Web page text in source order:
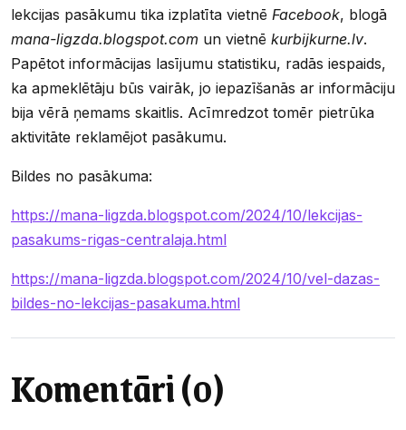
lekcijas pasākumu tika izplatīta vietnē Facebook, blogā
mana-ligzda.blogspot.com un vietnē kurbijkurne.lv.
Papētot informācijas lasījumu statistiku, radās iespaids,
ka apmeklētāju būs vairāk, jo iepazīšanās ar informāciju
bija vērā ņemams skaitlis. Acīmredzot tomēr pietrūka
aktivitāte reklamējot pasākumu.
Bildes no pasākuma:
https://mana-ligzda.blogspot.com/2024/10/lekcijas-
pasakums-rigas-centralaja.html
https://mana-ligzda.blogspot.com/2024/10/vel-dazas-
bildes-no-lekcijas-pasakuma.html
Komentāri (0)